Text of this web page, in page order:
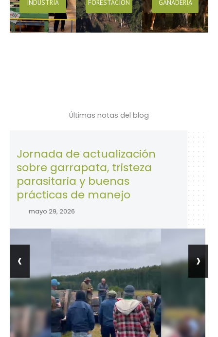
INDUSTRIA FORESTACIÓN GANADERÍA
Últimas notas del blog
de actualización
garrapata, tristeza
y buenas
de manejo
29, 2026
28
la
abril
‹ ›